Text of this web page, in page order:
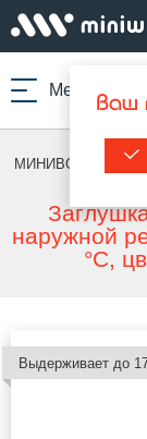
Меню Ваш
МИНИВОРКС ПРО
наружной
°C,
Выдерживает до